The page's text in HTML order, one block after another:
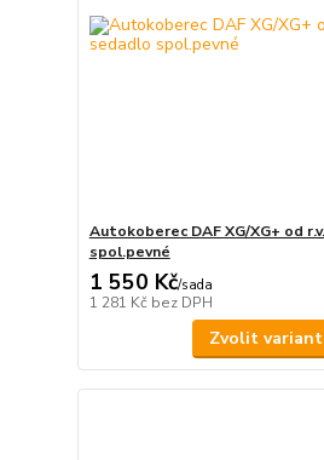
Autokoberec DAF XG/XG+ od
spol.pevné
1 550 Kč/sada
1 281 Kč bez DPH
Zvolit